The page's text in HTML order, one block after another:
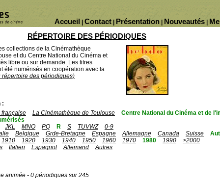
Nouveautés
Présentation
Contact
Accueil
RÉPERTOIRE DES PÉRIODIQUES
collections de la Cinémathèque
et du Centre National du Cinéma et
libre ou sur demande. Les titres
été numérisés en coopération avec la
des périodiques)
:
La Cinémathèque de Toulouse
Centre National du Cinéma et de
JKL
MNO PQ R S TUVWZ
0-9
Belgique Grde-Bretagne Espagne Allemagne Canada Suisse
1910
1920 1930 1940 1950 1960 1970 1980 1990
>2000
Italien Espagnol Allemand Autres
animée - 0 périodiques sur 245